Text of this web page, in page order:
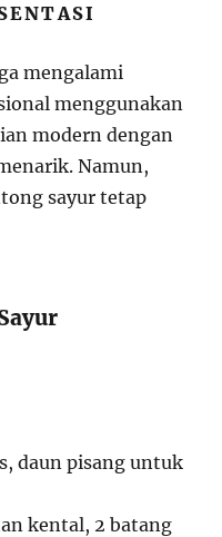
mengalami
menggunakan
modern dengan
Namun,
sayur tetap
daun pisang untuk
kental, 2 batang